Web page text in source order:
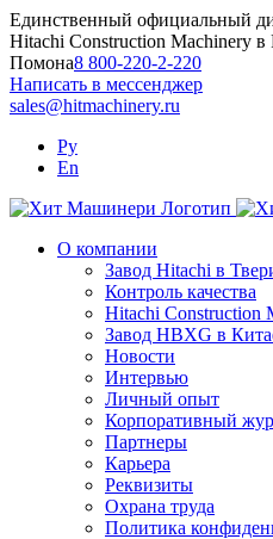
Skip
to
content
Единственный официальный
Hitachi Construction Machinery в
Помона8 800-220-2-220
Написать в мессенджер
sales@hitmachinery.ru
Ру
En
О компании
Завод Hitachi в
Контроль качества
Hitachi Construction
Завод HBXG в
Новости
Интервью
Личный опыт
Корпоративный
Партнеры
Карьера
Реквизиты
Охрана труда
Политика